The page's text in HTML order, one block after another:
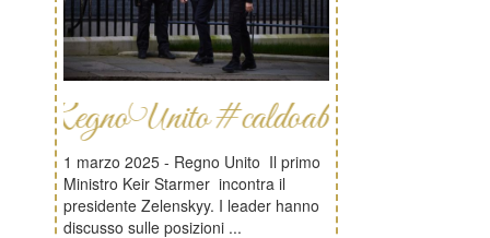
1 marzo 2025 - Regno Unito Il primo
Ministro Keir Starmer incontra il
presidente Zelenskyy. I leader hanno
discusso sulle posizioni ...